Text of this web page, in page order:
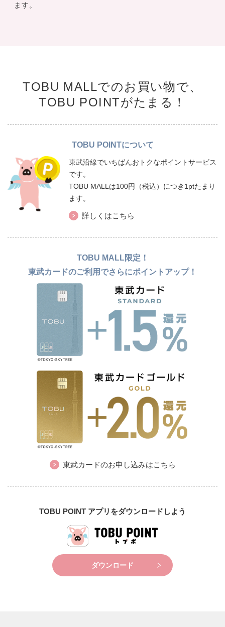
ます。
TOBU MALLでのお買い物で、
TOBU POINTがたまる！
TOBU POINTについて
東武沿線でいちばんおトクなポイントサービス
です。
TOBU MALLは100円（税込）につき1ptたまり
ます。
詳しくはこちら
TOBU MALL限定！
東武カードのご利用でさらにポイントアップ！
東武カードのお申し込みはこちら
TOBU POINT アプリをダウンロードしよう
ダウンロード